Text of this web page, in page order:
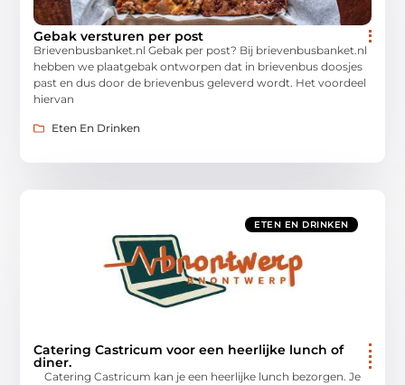
Gebak versturen per post
Brievenbusbanket.nl Gebak per post? Bij brievenbusbanket.nl
hebben we plaatgebak ontworpen dat in brievenbus doosjes
past en dus door de brievenbus geleverd wordt. Het voordeel
hiervan
Eten En Drinken
ETEN EN DRINKEN
Catering Castricum voor een heerlijke lunch of
diner.
Catering Castricum kan je een heerlijke lunch bezorgen. Je